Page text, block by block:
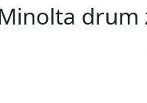
drum